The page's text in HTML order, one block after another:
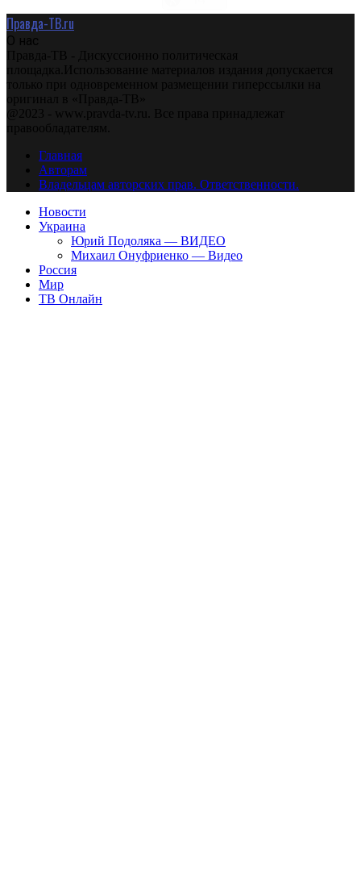
Правда-ТВ.ru
О нас
Правда-ТВ - Дискуссионно политическая
площадка.Использование материалов издания допускается
только при одновременном размещении гиперссылки на
оригинал в «Правда-ТВ»
@2023 - www.pravda-tv.ru. Все права принадлежат
правообладателям.
Главная
Авторам
Владельцам авторских прав. Ответственности.
Новости
Украина
Юрий Подоляка — ВИДЕО
Михаил Онуфриенко — Видео
Россия
Мир
ТВ Онлайн